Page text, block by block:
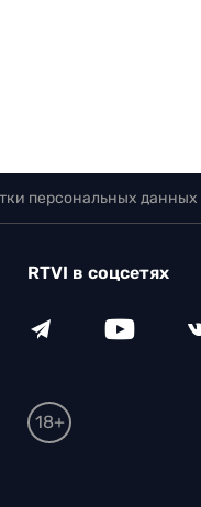
персональных данных
RTVI в соцсетях
18+